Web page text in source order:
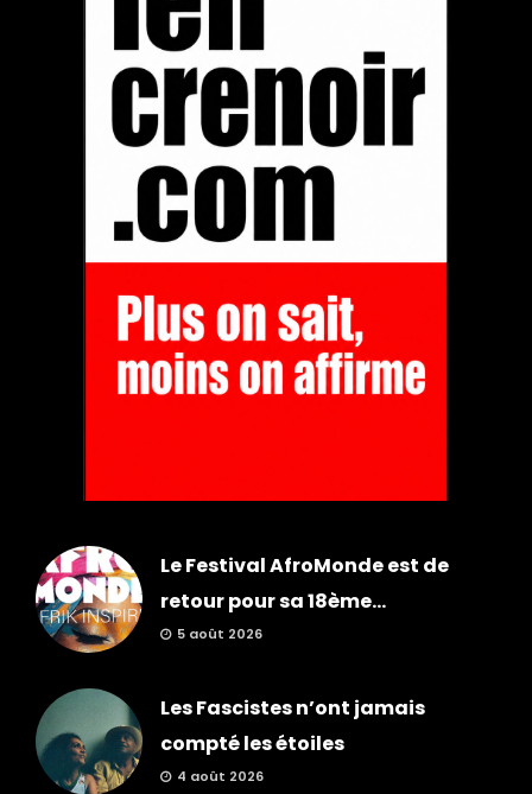
Le Festival AfroMonde est de
retour pour sa 18ème...
5 août 2026
Les Fascistes n’ont jamais
compté les étoiles
4 août 2026